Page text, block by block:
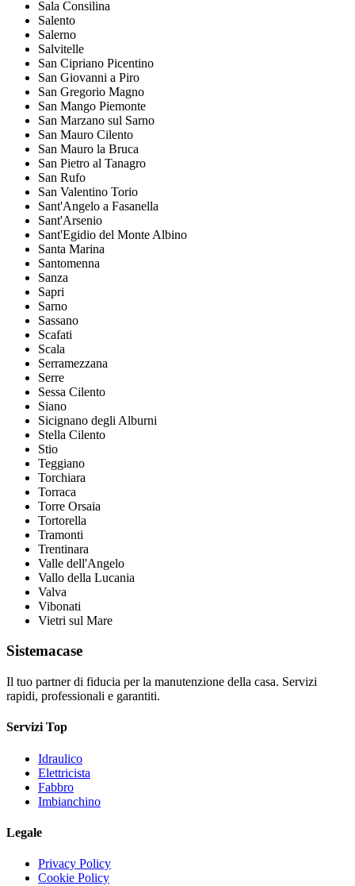
Sala Consilina
Salento
Salerno
Salvitelle
San Cipriano Picentino
San Giovanni a Piro
San Gregorio Magno
San Mango Piemonte
San Marzano sul Sarno
San Mauro Cilento
San Mauro la Bruca
San Pietro al Tanagro
San Rufo
San Valentino Torio
Sant'Angelo a Fasanella
Sant'Arsenio
Sant'Egidio del Monte Albino
Santa Marina
Santomenna
Sanza
Sapri
Sarno
Sassano
Scafati
Scala
Serramezzana
Serre
Sessa Cilento
Siano
Sicignano degli Alburni
Stella Cilento
Stio
Teggiano
Torchiara
Torraca
Torre Orsaia
Tortorella
Tramonti
Trentinara
Valle dell'Angelo
Vallo della Lucania
Valva
Vibonati
Vietri sul Mare
Sistemacase
Il tuo partner di fiducia per la manutenzione della casa. Servizi
rapidi, professionali e garantiti.
Servizi Top
Idraulico
Elettricista
Fabbro
Imbianchino
Legale
Privacy Policy
Cookie Policy